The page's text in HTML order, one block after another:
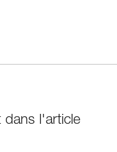
dans l'article